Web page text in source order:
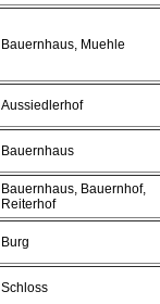
Bauernhaus, Muehle
Aussiedlerhof
Bauernhaus
Bauernhaus, Bauernhof,
Reiterhof
Burg
Schloss